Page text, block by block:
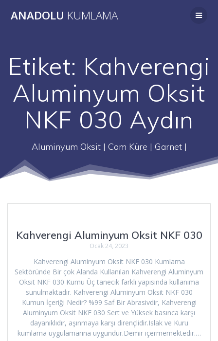
to
ANADOLU KUMLAMA
Etiket: Kahverengi
Aluminyum Oksit
NKF 030 Aydın
Aluminyum Oksit | Cam Küre | Garnet |
Kahverengi Aluminyum Oksit NKF 030
Ocak 24, 2023
Kahverengi Aluminyum Oksit NKF 030 Kumlama
Sektöründe Bir çok Alanda Kullanılan Kahverengi Aluminyum
Oksit NKF 030 Kumu Üç tanecik farklı yapısında kullanıma
sunulmaktadır. Kahverengi Aluminyum Oksit NKF 030
Kumun İçeriği Nedir? %99 Saf Bir Abrasivdir, Kahverengi
Aluminyum Oksit NKF 030 Sert ve Yüksek basınca karşı
dayanıklıdır, aşınmaya karşı dirençlidir.Islak ve Kuru
kumlama uygulamarına uygundur.Demir içermemektedir.…